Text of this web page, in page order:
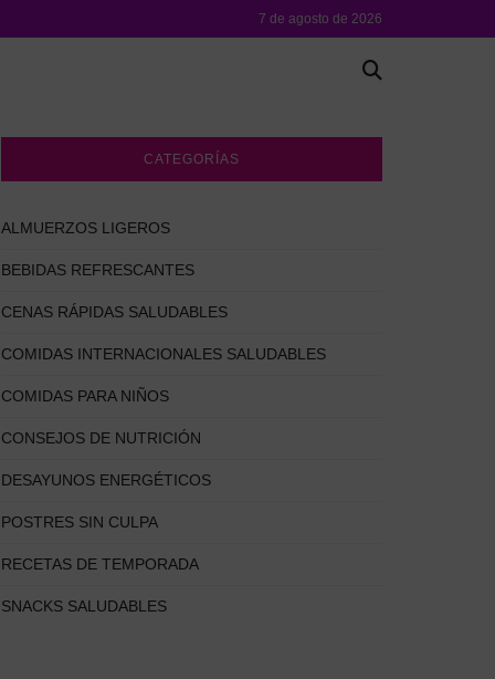
7 de agosto de 2026
CATEGORÍAS
ALMUERZOS LIGEROS
BEBIDAS REFRESCANTES
CENAS RÁPIDAS SALUDABLES
COMIDAS INTERNACIONALES SALUDABLES
COMIDAS PARA NIÑOS
CONSEJOS DE NUTRICIÓN
DESAYUNOS ENERGÉTICOS
POSTRES SIN CULPA
RECETAS DE TEMPORADA
SNACKS SALUDABLES